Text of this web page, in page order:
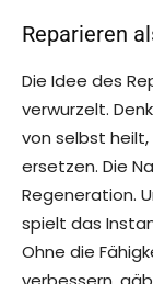
Reparieren
Die Idee des
verwurzelt.
von selbst
ersetzen. Die
Regeneration.
spielt das
Ohne die